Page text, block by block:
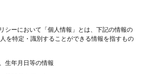
シーにおいて「個人情報」とは、下記の情報の
を特定・識別することができる情報を指すもの
生年月日等の情報